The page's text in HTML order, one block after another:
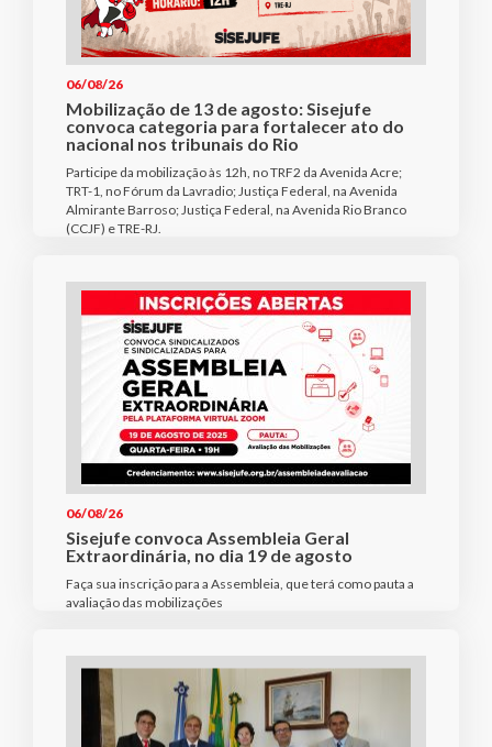
06/08/26
Mobilização de 13 de agosto: Sisejufe
convoca categoria para fortalecer ato do
nacional nos tribunais do Rio
Participe da mobilização às 12h, no TRF2 da Avenida Acre;
TRT-1, no Fórum da Lavradio; Justiça Federal, na Avenida
Almirante Barroso; Justiça Federal, na Avenida Rio Branco
(CCJF) e TRE-RJ.
06/08/26
Sisejufe convoca Assembleia Geral
Extraordinária, no dia 19 de agosto
Faça sua inscrição para a Assembleia, que terá como pauta a
avaliação das mobilizações